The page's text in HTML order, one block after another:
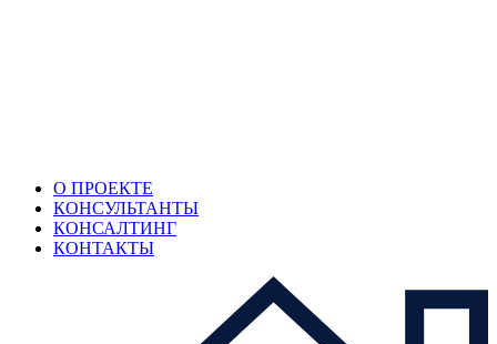
О ПРОЕКТЕ
КОНСУЛЬТАНТЫ
КОНСАЛТИНГ
КОНТАКТЫ